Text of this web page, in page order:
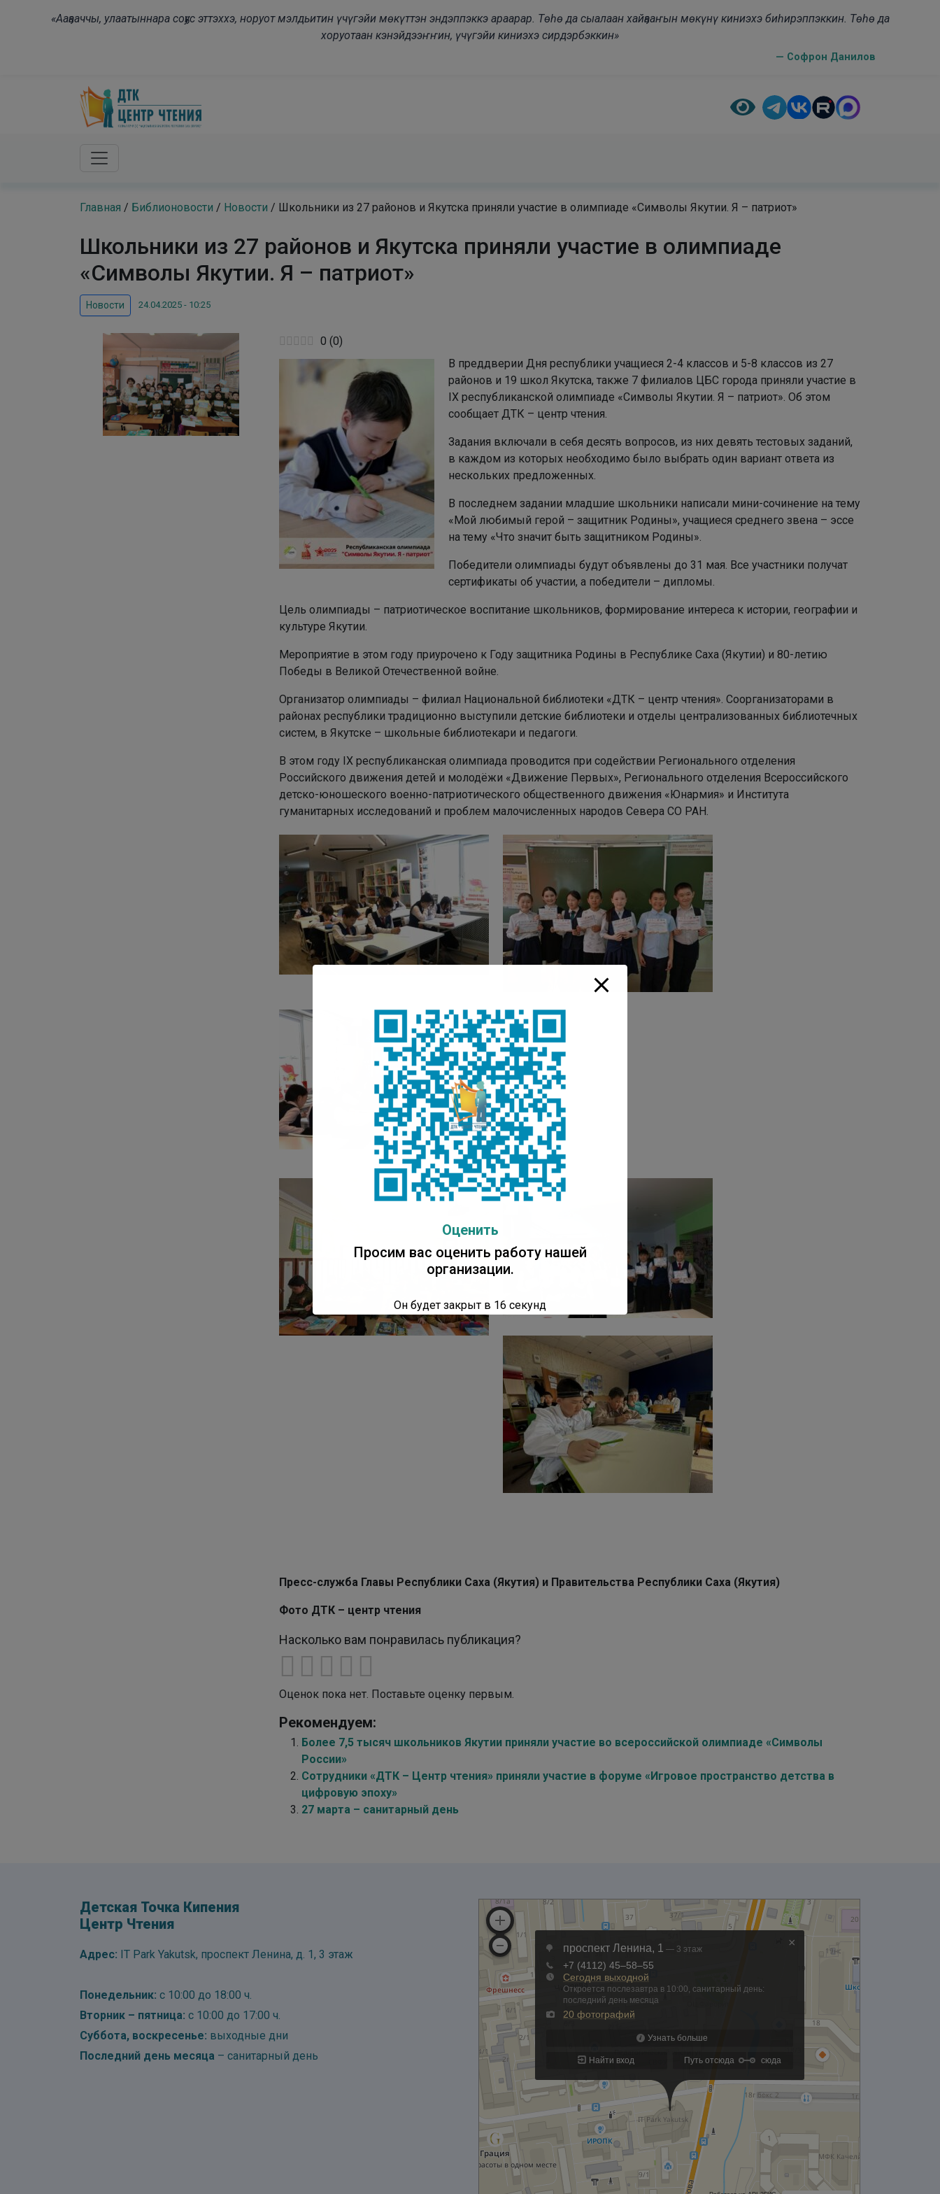
«Ааҕааччы, улаатыннара соҕус эттэххэ, норуот мэлдьитин үчүгэйи мөкүттэн эндэппэккэ араарар. Төһө да сыалаан хайҕааҥын мөкүнү киниэхэ биһирэппэккин. Төһө да
хоруотаан кэнэйдээҥҥин, үчүгэйи киниэхэ сирдэрбэккин»
— Софрон Данилов
Главная / Библионовости / Новости / Школьники из 27 районов и Якутска приняли участие в олимпиаде «Символы Якутии. Я – патриот»
Школьники из 27 районов и Якутска приняли участие в олимпиаде
«Символы Якутии. Я – патриот»
Новости 24.04.2025 - 10:25
0 (0)
В преддверии Дня республики учащиеся 2-4 классов и 5-8 классов из 27
районов и 19 школ Якутска, также 7 филиалов ЦБС города приняли участие в
IX республиканской олимпиаде «Символы Якутии. Я – патриот». Об этом
сообщает ДТК – центр чтения.
Задания включали в себя десять вопросов, из них девять тестовых заданий,
в каждом из которых необходимо было выбрать один вариант ответа из
нескольких предложенных.
В последнем задании младшие школьники написали мини-сочинение на тему
«Мой любимый герой – защитник Родины», учащиеся среднего звена – эссе
на тему «Что значит быть защитником Родины».
Победители олимпиады будут объявлены до 31 мая. Все участники получат
сертификаты об участии, а победители – дипломы.
Цель олимпиады – патриотическое воспитание школьников, формирование интереса к истории, географии и
культуре Якутии.
Мероприятие в этом году приурочено к Году защитника Родины в Республике Саха (Якутии) и 80-летию
Победы в Великой Отечественной войне.
Организатор олимпиады – филиал Национальной библиотеки «ДТК – центр чтения». Соорганизаторами в
районах республики традиционно выступили детские библиотеки и отделы централизованных библиотечных
систем, в Якутске – школьные библиотекари и педагоги.
В этом году IX республиканская олимпиада проводится при содействии Регионального отделения
Российского движения детей и молодёжи «Движение Первых», Регионального отделения Всероссийского
детско-юношеского военно-патриотического общественного движения «Юнармия» и Института
гуманитарных исследований и проблем малочисленных народов Севера СО РАН.
Пресс-служба Главы Республики Саха (Якутия) и Правительства Республики Саха (Якутия)
Фото ДТК – центр чтения
Насколько вам понравилась публикация?
Оценок пока нет. Поставьте оценку первым.
Рекомендуем:
Более 7,5 тысяч школьников Якутии приняли участие во всероссийской олимпиаде «Символы
России»
Сотрудники «ДТК – Центр чтения» приняли участие в форуме «Игровое пространство детства в
цифровую эпоху»
27 марта – санитарный день
Детская Точка Кипения
Центр Чтения
Адрес: IT Park Yakutsk, проспект Ленина, д. 1, 3 этаж
Понедельник: с 10:00 до 18:00 ч.
Вторник – пятница: с 10:00 до 17:00 ч.
Суббота, воскресенье: выходные дни
Последний день месяца – санитарный день
Оценить
Просим вас оценить работу нашей
организации.
Он будет закрыт в 16 секунд